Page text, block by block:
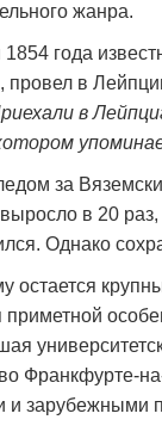
жанра.
1854 года
в
в
за
выросло в 20
Однако
остается
Франкфурте-
и зарубежными